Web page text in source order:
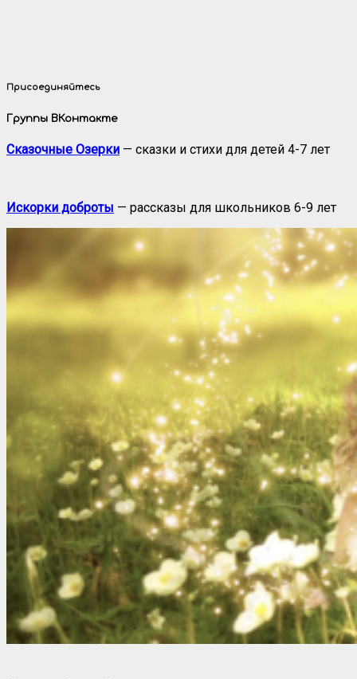
Присоединяйтесь
Группы ВКонтакте
Сказочные Озерки — сказки и стихи для детей 4-7 лет
Искорки доброты — рассказы для школьников 6-9 лет